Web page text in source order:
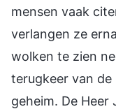
mensen vaak
verlangen ze
wolken te zien
terugkeer van
geheim. De Heer